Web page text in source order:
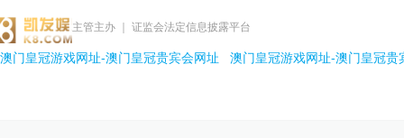
主管主办 ｜ 证监会法定信息披露平台
澳门皇冠游戏网址-澳门皇冠贵宾会网址 澳门皇冠游戏网址-澳门皇冠贵